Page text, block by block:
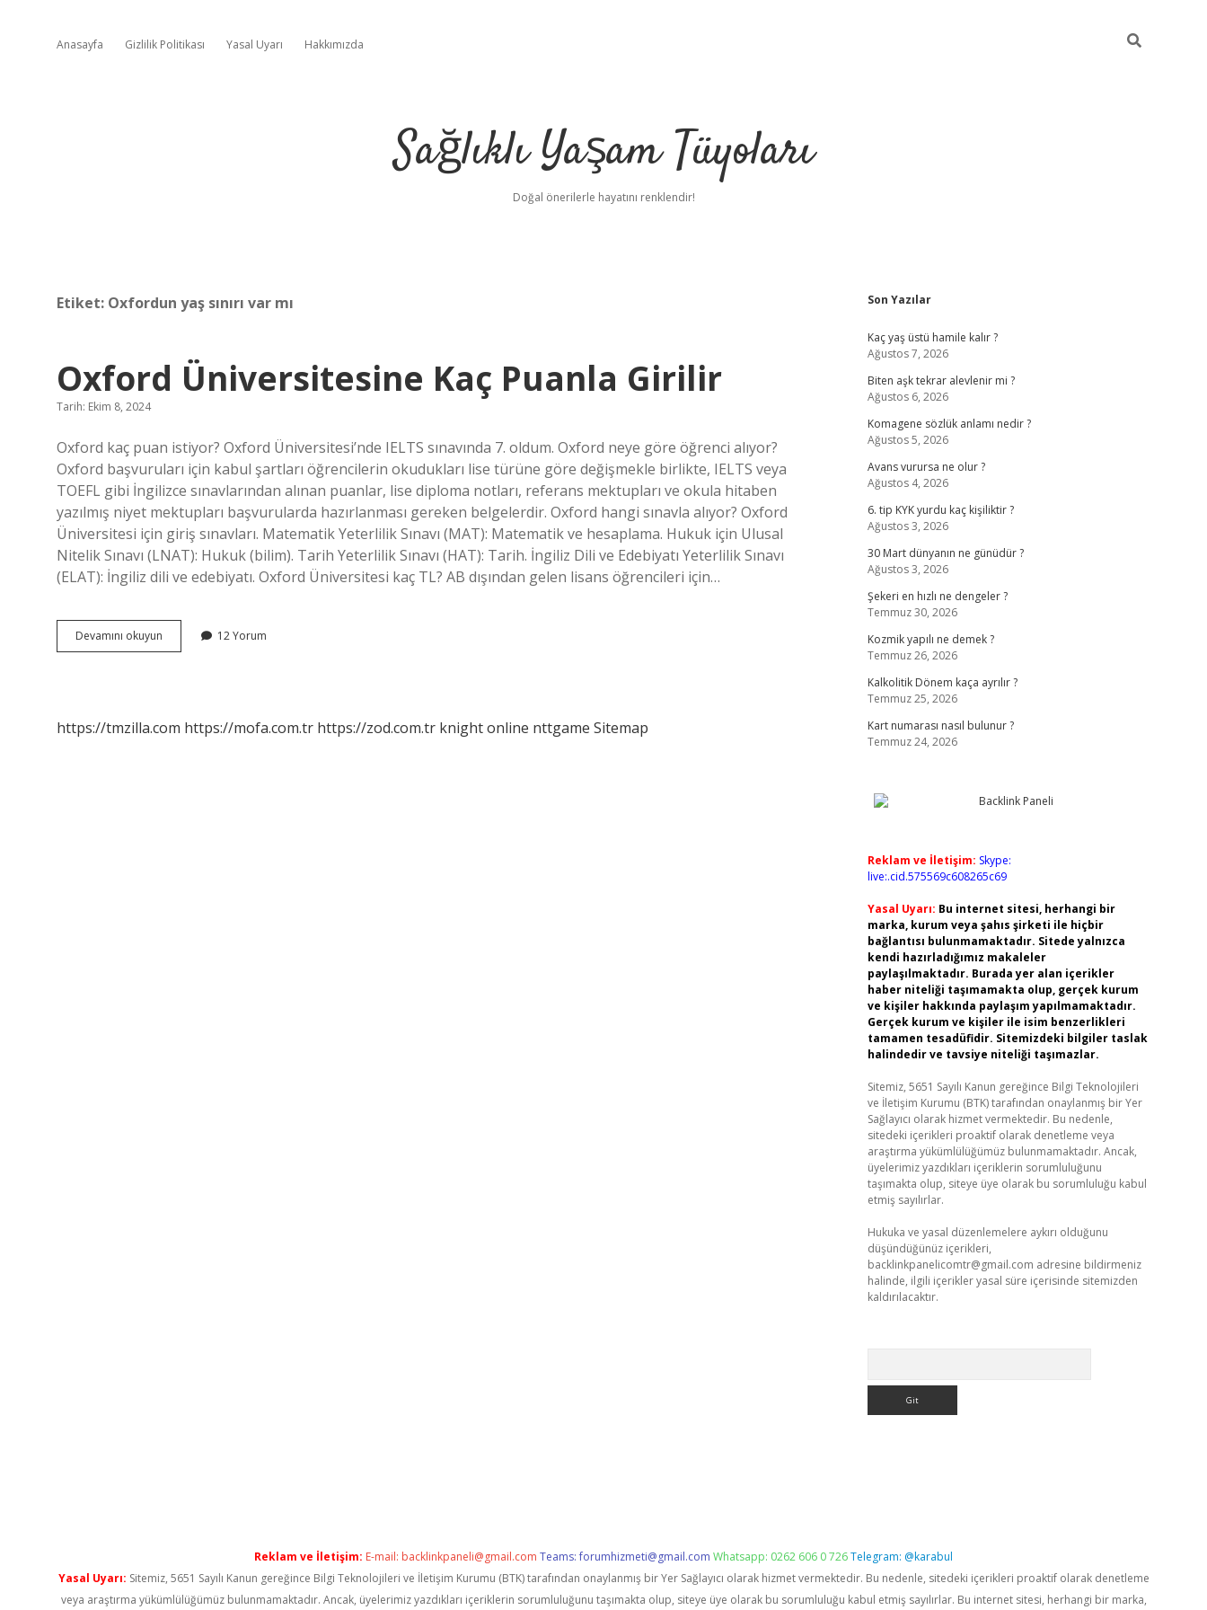
Anasayfa Gizlilik Politikası Yasal Uyarı Hakkımızda
Sağlıklı Yaşam Tüyoları
Doğal önerilerle hayatını renklendir!
Etiket: Oxfordun yaş sınırı var mı
Oxford Üniversitesine Kaç Puanla Girilir
Tarih: Ekim 8, 2024
Oxford kaç puan istiyor? Oxford Üniversitesi’nde IELTS sınavında 7. oldum. Oxford neye göre öğrenci alıyor?
Oxford başvuruları için kabul şartları öğrencilerin okudukları lise türüne göre değişmekle birlikte, IELTS veya
TOEFL gibi İngilizce sınavlarından alınan puanlar, lise diploma notları, referans mektupları ve okula hitaben
yazılmış niyet mektupları başvurularda hazırlanması gereken belgelerdir. Oxford hangi sınavla alıyor? Oxford
Üniversitesi için giriş sınavları. Matematik Yeterlilik Sınavı (MAT): Matematik ve hesaplama. Hukuk için Ulusal
Nitelik Sınavı (LNAT): Hukuk (bilim). Tarih Yeterlilik Sınavı (HAT): Tarih. İngiliz Dili ve Edebiyatı Yeterlilik Sınavı
(ELAT): İngiliz dili ve edebiyatı. Oxford Üniversitesi kaç TL? AB dışından gelen lisans öğrencileri için…
Devamını okuyun
Üniversitesine
12 Yorum
https://tmzilla.com https://mofa.com.tr https://zod.com.tr knight online nttgame Sitemap
Sidebar
Son Yazılar
Kaç yaş üstü hamile kalır ?
Ağustos 7, 2026
Biten aşk tekrar alevlenir mi ?
Ağustos 6, 2026
Komagene sözlük anlamı nedir ?
Ağustos 5, 2026
Avans vurursa ne olur ?
Ağustos 4, 2026
6. tip KYK yurdu kaç kişiliktir ?
Ağustos 3, 2026
30 Mart dünyanın ne günüdür ?
Ağustos 3, 2026
Şekeri en hızlı ne dengeler ?
Temmuz 30, 2026
Kozmik yapılı ne demek ?
Temmuz 26, 2026
Kalkolitik Dönem kaça ayrılır ?
Temmuz 25, 2026
Kart numarası nasıl bulunur ?
Temmuz 24, 2026
Reklam ve İletişim: Skype:
live:.cid.575569c608265c69
Yasal Uyarı: Bu internet sitesi, herhangi bir
marka, kurum veya şahıs şirketi ile hiçbir
bağlantısı bulunmamaktadır. Sitede yalnızca
kendi hazırladığımız makaleler
paylaşılmaktadır. Burada yer alan içerikler
haber niteliği taşımamakta olup, gerçek kurum
ve kişiler hakkında paylaşım yapılmamaktadır.
Gerçek kurum ve kişiler ile isim benzerlikleri
tamamen tesadüfidir. Sitemizdeki bilgiler taslak
halindedir ve tavsiye niteliği taşımazlar.
Sitemiz, 5651 Sayılı Kanun gereğince Bilgi Teknolojileri
ve İletişim Kurumu (BTK) tarafından onaylanmış bir Yer
Sağlayıcı olarak hizmet vermektedir. Bu nedenle,
sitedeki içerikleri proaktif olarak denetleme veya
araştırma yükümlülüğümüz bulunmamaktadır. Ancak,
üyelerimiz yazdıkları içeriklerin sorumluluğunu
taşımakta olup, siteye üye olarak bu sorumluluğu kabul
etmiş sayılırlar.
Hukuka ve yasal düzenlemelere aykırı olduğunu
düşündüğünüz içerikleri,
backlinkpanelicomtr@gmail.com adresine bildirmeniz
halinde, ilgili içerikler yasal süre içerisinde sitemizden
kaldırılacaktır.
Reklam ve İletişim: E-mail: backlinkpaneli@gmail.com Teams:forumhizmeti@gmail.com Whatsapp: 0262 606 0 726Telegram: @karabul
Yasal Uyarı: Sitemiz, 5651 Sayılı Kanun gereğince Bilgi Teknolojileri ve İletişim Kurumu (BTK) tarafından onaylanmış bir Yer Sağlayıcı olarak hizmet vermektedir. Bu nedenle, sitedeki içerikleri proaktif olarak denetleme
veya araştırma yükümlülüğümüz bulunmamaktadır. Ancak, üyelerimiz yazdıkları içeriklerin sorumluluğunu taşımakta olup, siteye üye olarak bu sorumluluğu kabul etmiş sayılırlar. Bu internet sitesi, herhangi bir marka,